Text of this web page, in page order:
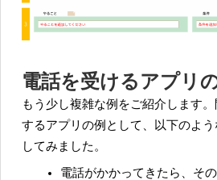
電話を受けるアプリ
もう少し複雑な例をご紹介します
するアプリの例として、以下のよ
してみました。
電話がかかってきたら、そ